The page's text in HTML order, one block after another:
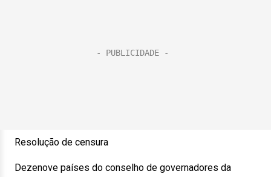
Resolução de censura
Dezenove países do conselho de governadores da